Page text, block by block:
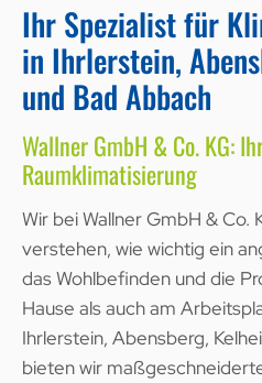
Ihr Spezialist für
in Ihrlerstein,
und Bad Abbach
Wallner GmbH & Co. KG:
Raumklimatisierung
Wir bei Wallner GmbH & Co.
verstehen, wie wichtig ein
das Wohlbefinden und die
Hause als auch am
Ihrlerstein, Abensberg,
bieten wir